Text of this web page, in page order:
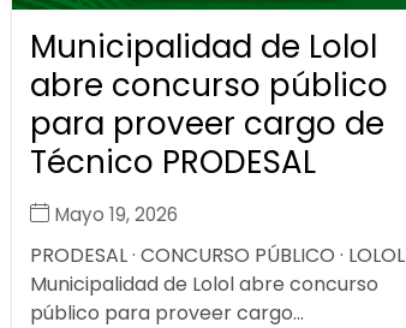
Municipalidad de Lolol
abre concurso público
para proveer cargo de
Técnico PRODESAL
Mayo 19, 2026
PRODESAL · CONCURSO PÚBLICO · LOLOL
Municipalidad de Lolol abre concurso
público para proveer cargo...